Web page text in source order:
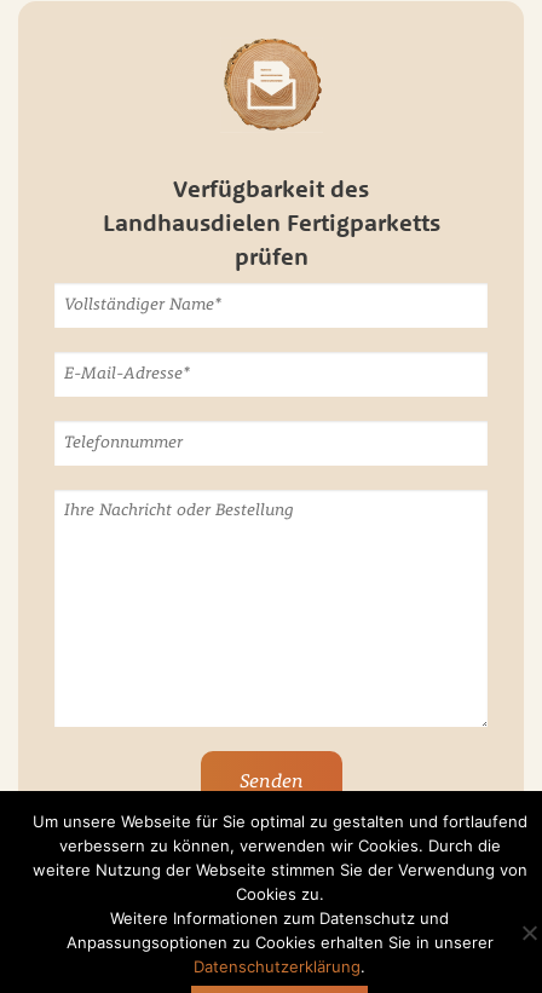
Verfügbarkeit des
Landhausdielen Fertigparketts
prüfen
Datenschutzerklärung
Um unsere Webseite für Sie optimal zu gestalten und fortlaufend
verbessern zu können, verwenden wir Cookies. Durch die
weitere Nutzung der Webseite stimmen Sie der Verwendung von
Cookies zu.
Weitere Informationen zum Datenschutz und
Anpassungsoptionen zu Cookies erhalten Sie in unserer
Datenschutzerklärung.